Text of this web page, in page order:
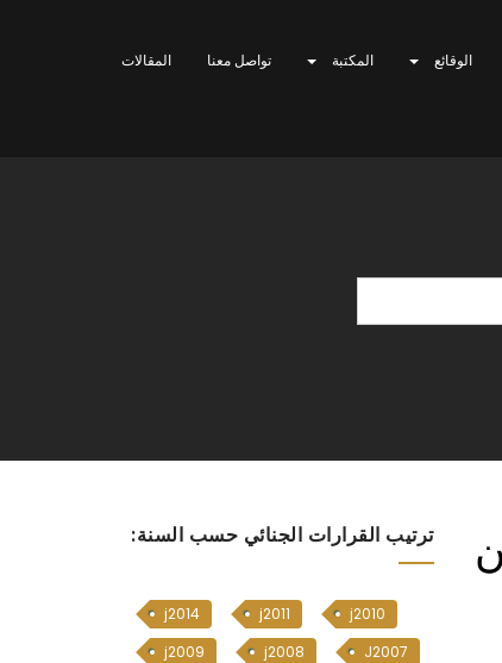
الوقائع المكتبة تواصل معنا المقالات
ترتيب القرارات الجنائي حسب السنة:
j2014 j2011
j2010
j2009
j2008
J2007